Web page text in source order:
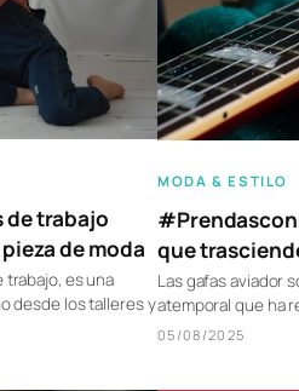
de trabajo
de moda
trabajo, es una
desde los talleres y
MODA & ESTILO
que
Las gafas aviador
atemporal que ha
05/08/2025